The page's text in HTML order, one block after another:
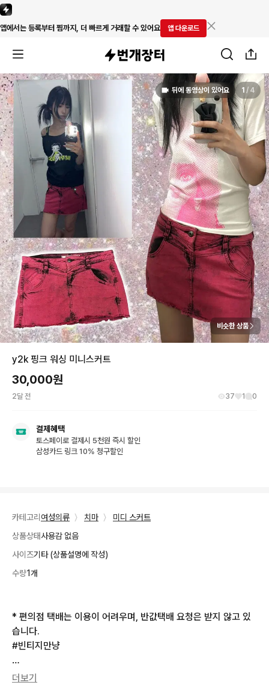
앱에서는 등록부터 찜까지, 더 빠르게 거래할 수 있어요 앱 다운로드
뒤에 동영상이 있어요 1 / 4
비슷한 상품
y2k 핑크 워싱 미니스커트
30,000원
2달 전 37 1 0
결제혜택
토스페이로 결제시 5천원 즉시 할인
삼성카드 링크 10% 청구할인
카테고리 여성의류 〉 치마 〉
미디 스커트
상품상태사용감 없음
사이즈기타 (상품설명에 작성)
수량1개
* 편의점 택배는 이용이 어려우며, 반값택배 요청은 받지 않고 있
습니다.
#빈티지만냥
📏 실측 size (cm)
더보기